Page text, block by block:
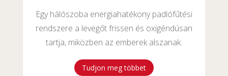
Egy hálószoba energiahatékony padlófűtési
rendszere a levegőt frissen és oxigéndúsan
tartja, miközben az emberek alszanak.
Tudjon meg többet